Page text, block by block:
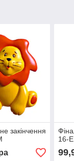
закінчення
16-